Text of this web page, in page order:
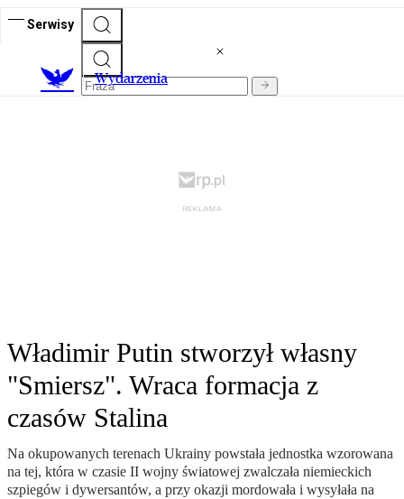
Serwisy
Wydarzenia
Władimir Putin stworzył własny
"Smiersz". Wraca formacja z
czasów Stalina
Na okupowanych terenach Ukrainy powstała jednostka wzorowana
na tej, która w czasie II wojny światowej zwalczała niemieckich
szpiegów i dywersantów, a przy okazji mordowała i wysyłała na